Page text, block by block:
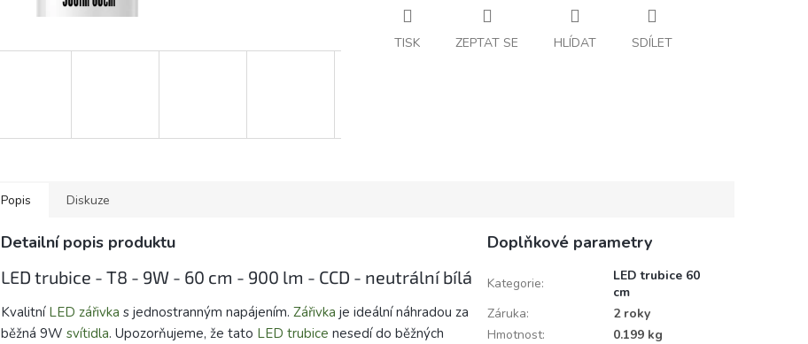
TISK ZEPTAT SE HLÍDAT SDÍLET
Popis Diskuze
Detailní popis produktu
LED trubice - T8 - 9W - 60 cm - 900 lm - CCD - neutrální bílá
Kvalitní LED zářivka s jednostranným napájením. Zářivka je ideální náhradou za
běžná 9W svítidla. Upozorňujeme, že tato LED trubice nesedí do běžných
Doplňkové parametry
Kategorie:
LED trubice 60
cm
Záruka:
2 roky
Hmotnost:
0.199 kg